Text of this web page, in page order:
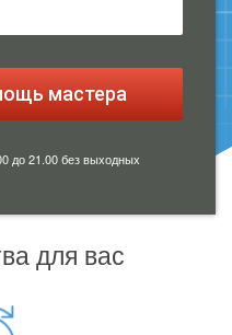
мастера
до 21.00 без выходных
для вас